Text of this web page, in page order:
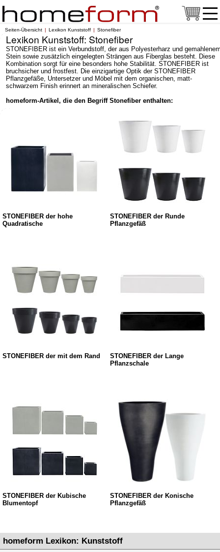
Seiten-Übersicht Lexikon Kunststoff Stonefiber
Lexikon Kunststoff: Stonefiber
STONEFIBER ist ein Verbundstoff, der aus Polyesterharz und
Stein sowie zusätzlich eingelegten Strängen aus Fiberglas besteht. Diese
Kombination sorgt für eine besonders hohe Stabilität. STONEFIBER ist
bruchsicher und frostfest. Die einzigartige Optik der STONEFIBER
Pflanzgefäße, Untersetzer und Möbel mit dem organischen, matt-
schwarzem Finish erinnert an mineralischen Schiefer.
homeform-Artikel, die den Begriff Stonefiber enthalten:
STONEFIBER der hohe
Quadratische
STONEFIBER der Runde
Pflanzgefäß
STONEFIBER der mit dem Rand
STONEFIBER der Lange
Pflanzschale
STONEFIBER der Kubische
Blumentopf
STONEFIBER der Konische
Pflanzgefäß
homeform Lexikon: Kunststoff